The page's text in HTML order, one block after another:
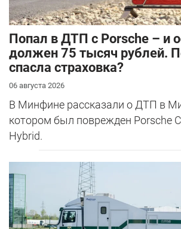
​Попал в ДТП с Porsche – и
должен 75 тысяч рублей.
спасла страховка?
06 августа 2026
В Минфине рассказали о ДТП в
котором был поврежден Porsche
Hybrid.